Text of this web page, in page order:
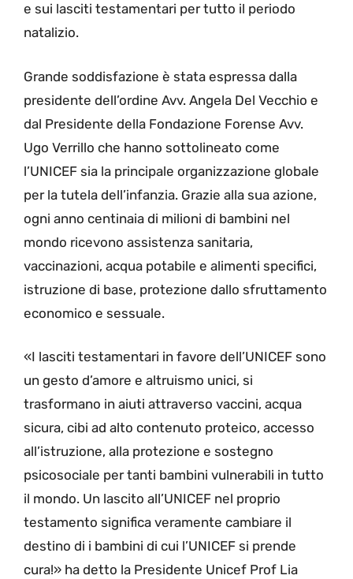
e sui lasciti testamentari per tutto il periodo
natalizio.
Grande soddisfazione è stata espressa dalla
presidente dell’ordine Avv. Angela Del Vecchio e
dal Presidente della Fondazione Forense Avv.
Ugo Verrillo che hanno sottolineato come
l’UNICEF sia la principale organizzazione globale
per la tutela dell’infanzia. Grazie alla sua azione,
ogni anno centinaia di milioni di bambini nel
mondo ricevono assistenza sanitaria,
vaccinazioni, acqua potabile e alimenti specifici,
istruzione di base, protezione dallo sfruttamento
economico e sessuale.
«I lasciti testamentari in favore dell’UNICEF sono
un gesto d’amore e altruismo unici, si
trasformano in aiuti attraverso vaccini, acqua
sicura, cibi ad alto contenuto proteico, accesso
all’istruzione, alla protezione e sostegno
psicosociale per tanti bambini vulnerabili in tutto
il mondo. Un lascito all’UNICEF nel proprio
testamento significa veramente cambiare il
destino di i bambini di cui l’UNICEF si prende
cura!» ha detto la Presidente Unicef Prof Lia